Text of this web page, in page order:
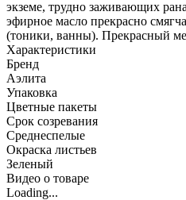
экземе, трудно заживающих
эфирное масло прекрасно
(тоники, ванны). Прекрасный
Характеристики
Бренд
Аэлита
Упаковка
Цветные пакеты
Срок созревания
Среднеспелые
Окраска листьев
Зеленый
Видео о товаре
Loading...